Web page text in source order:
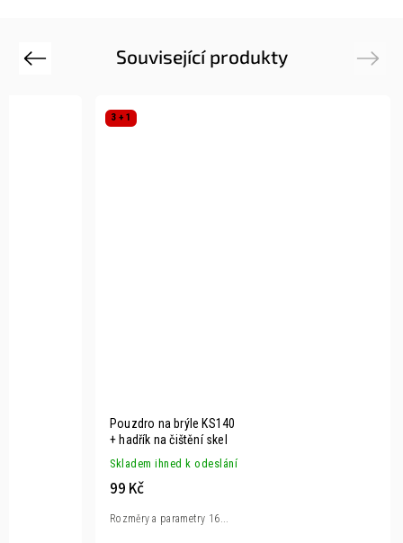
Související produkty
Previous
3 + 1
Pouzdro na brýle KS140
+ hadřík na čištění skel
Skladem ihned k odeslání
99 Kč
Rozměry a parametry 16...
Next